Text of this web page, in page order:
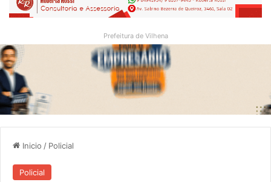
Prefeitura de Vilhena
Inicio / Policial
Policial